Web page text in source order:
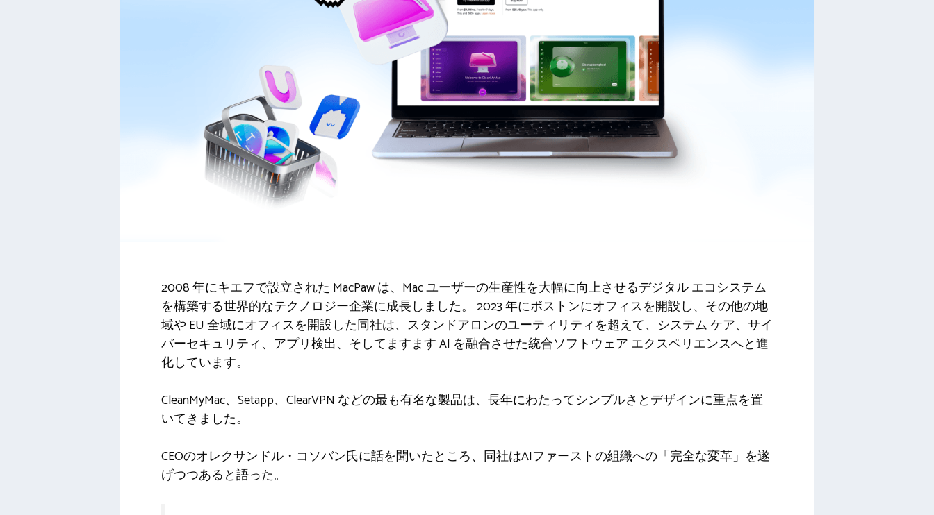
2008 年にキエフで設立された MacPaw は、Mac ユーザーの生産性を大幅に向上させるデジタル エコシステム
を構築する世界的なテクノロジー企業に成長しました。 2023 年にボストンにオフィスを開設し、その他の地
域や EU 全域にオフィスを開設した同社は、スタンドアロンのユーティリティを超えて、システム ケア、サイ
バーセキュリティ、アプリ検出、そしてますます AI を融合させた統合ソフトウェア エクスペリエンスへと進
化しています。
CleanMyMac、Setapp、ClearVPN などの最も有名な製品は、長年にわたってシンプルさとデザインに重点を置
いてきました。
CEOのオレクサンドル・コソバン氏に話を聞いたところ、同社はAIファーストの組織への「完全な変革」を遂
げつつあると語った。